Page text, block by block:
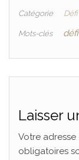
Catégorie Défi
Mots-clés
Laisser
Votre
obligatoires